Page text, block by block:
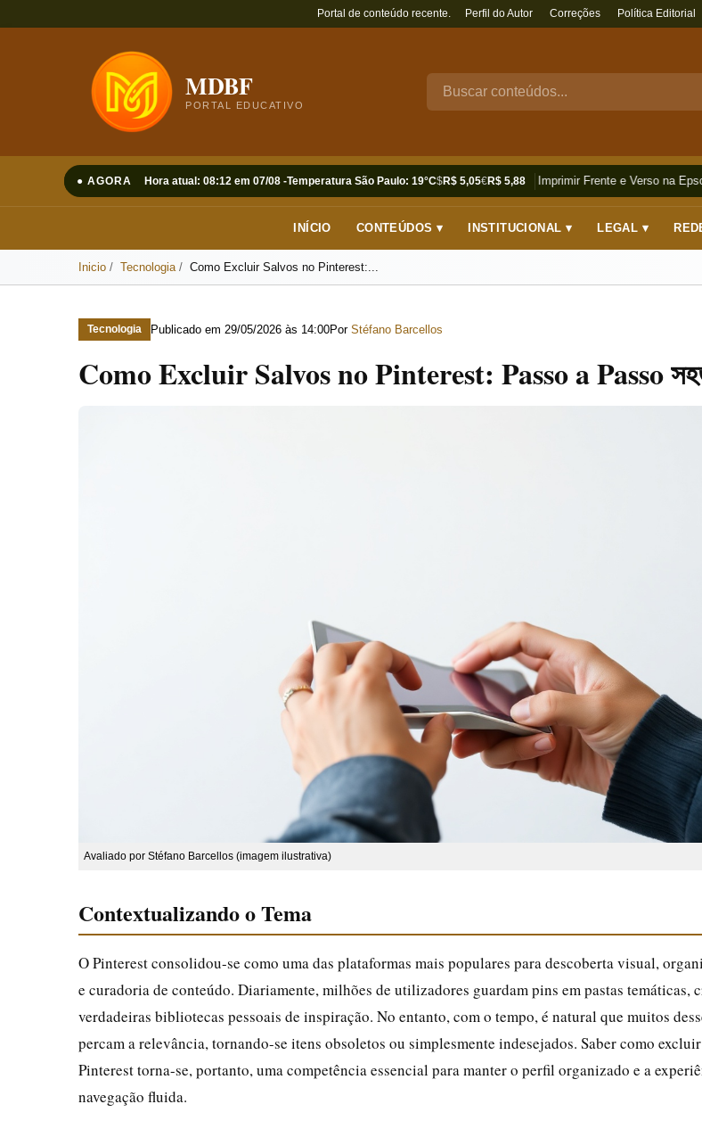
Portal de conteúdo recente. Perfil do Autor Correções Política Editorial
MDBF
PORTAL EDUCATIVO
● AGORA Hora atual: 08:12 em 07/08 -Temperatura São Paulo: 19°C$R$ 5,05€R$ 5,88
Como Imprimir Frente e Verso na
INÍCIO CONTEÚDOS ▾ INSTITUCIONAL ▾ LEGAL ▾
Inicio Tecnologia Como Excluir Salvos no Pinterest:...
Tecnologia Publicado em 29/05/2026 às 14:00Por Stéfano Barcellos
Como Excluir Salvos no Pinterest: Passo a Passo
Avaliado por Stéfano Barcellos (imagem ilustrativa)
Contextualizando o Tema
O Pinterest consolidou-se como uma das plataformas mais populares para descoberta visual,
e curadoria de conteúdo. Diariamente, milhões de utilizadores guardam pins em pastas temáticas,
verdadeiras bibliotecas pessoais de inspiração. No entanto, com o tempo, é natural que muitos
percam a relevância, tornando-se itens obsoletos ou simplesmente indesejados. Saber como
Pinterest torna-se, portanto, uma competência essencial para manter o perfil organizado e a
navegação fluida.